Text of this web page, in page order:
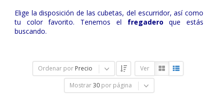
Elige la disposición de las cubetas, del escurridor, así como
tu color favorito. Tenemos el fregadero que estás
buscando.
Ordenar por Precio Ver
Mostrar 30 por página